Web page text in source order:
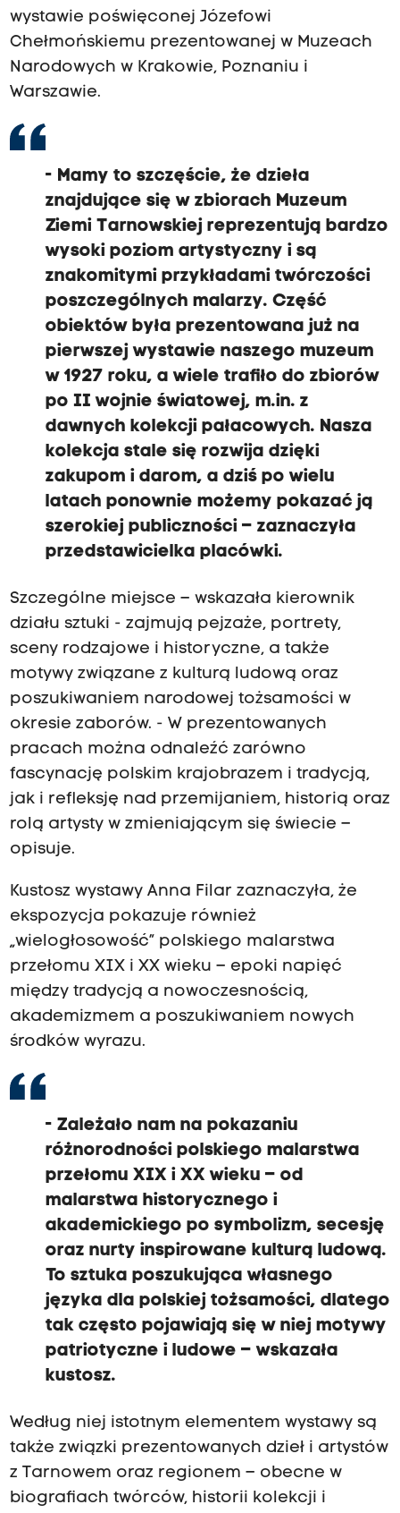
wystawie poświęconej Józefowi
Chełmońskiemu prezentowanej w Muzeach
Narodowych w Krakowie, Poznaniu i
Warszawie.
- Mamy to szczęście, że dzieła
znajdujące się w zbiorach Muzeum
Ziemi Tarnowskiej reprezentują bardzo
wysoki poziom artystyczny i są
znakomitymi przykładami twórczości
poszczególnych malarzy. Część
obiektów była prezentowana już na
pierwszej wystawie naszego muzeum
w 1927 roku, a wiele trafiło do zbiorów
po II wojnie światowej, m.in. z
dawnych kolekcji pałacowych. Nasza
kolekcja stale się rozwija dzięki
zakupom i darom, a dziś po wielu
latach ponownie możemy pokazać ją
szerokiej publiczności – zaznaczyła
przedstawicielka placówki.
Szczególne miejsce – wskazała kierownik
działu sztuki - zajmują pejzaże, portrety,
sceny rodzajowe i historyczne, a także
motywy związane z kulturą ludową oraz
poszukiwaniem narodowej tożsamości w
okresie zaborów. - W prezentowanych
pracach można odnaleźć zarówno
fascynację polskim krajobrazem i tradycją,
jak i refleksję nad przemijaniem, historią oraz
rolą artysty w zmieniającym się świecie –
opisuje.
Kustosz wystawy Anna Filar zaznaczyła, że
ekspozycja pokazuje również
„wielogłosowość” polskiego malarstwa
przełomu XIX i XX wieku – epoki napięć
między tradycją a nowoczesnością,
akademizmem a poszukiwaniem nowych
środków wyrazu.
- Zależało nam na pokazaniu
różnorodności polskiego malarstwa
przełomu XIX i XX wieku – od
malarstwa historycznego i
akademickiego po symbolizm, secesję
oraz nurty inspirowane kulturą ludową.
To sztuka poszukująca własnego
języka dla polskiej tożsamości, dlatego
tak często pojawiają się w niej motywy
patriotyczne i ludowe – wskazała
kustosz.
Według niej istotnym elementem wystawy są
także związki prezentowanych dzieł i artystów
z Tarnowem oraz regionem – obecne w
biografiach twórców, historii kolekcji i